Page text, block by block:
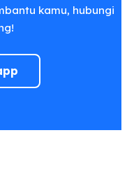
kamu, hubungi